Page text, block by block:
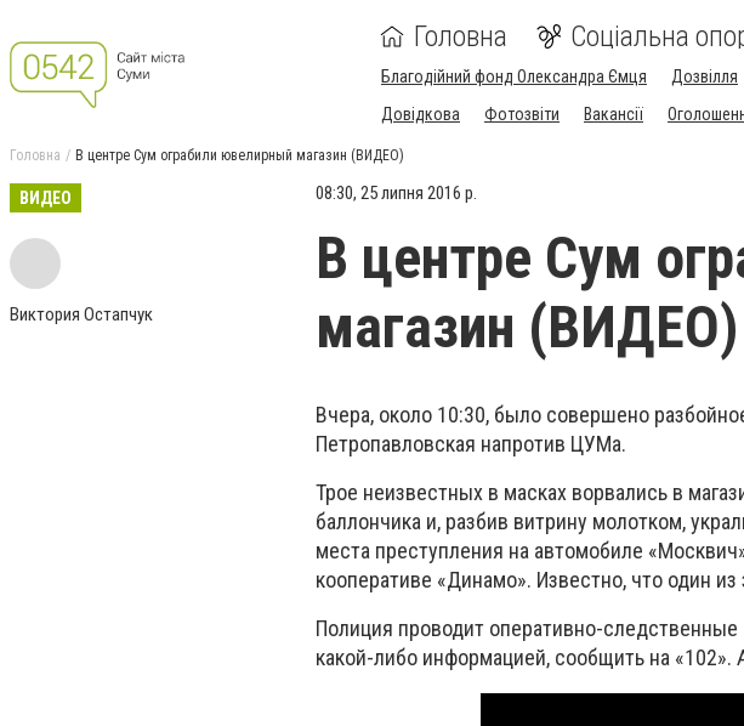
Головна Соціальна
Благодійний фонд Олександра Ємця Дозвілля
Довідкова
Фотозвіти Вакансії
Головна В центре Сум ограбили ювелирный магазин (ВИДЕО)
ВИДЕО
Виктория Остапчук
08:30, 25 липня 2016 р.
В центре Сум
магазин (ВИДЕО)
Вчера, около 10:30, было совершено
Петропавловская напротив ЦУМа.
Трое неизвестных в масках ворвались в
баллончика и, разбив витрину молотком,
места преступления на автомобиле
кооперативе «Динамо». Известно, что один
Полиция проводит оперативно-
какой-либо информацией, сообщить на «102».